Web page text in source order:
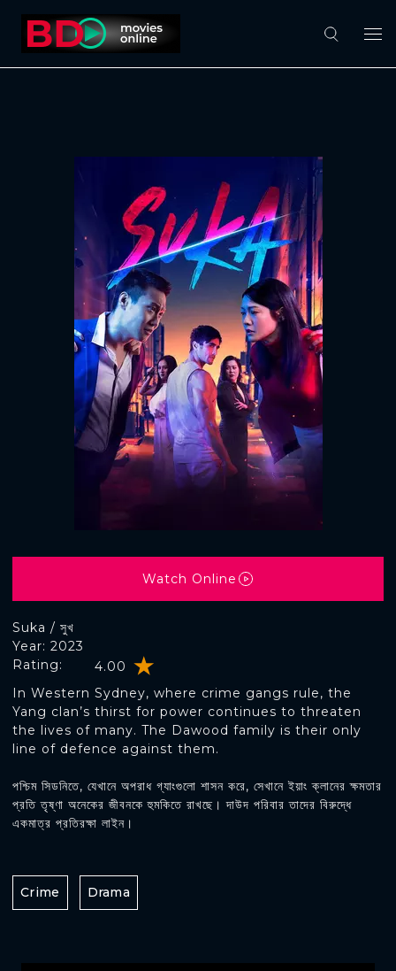
Suka / সুখ
Rating: 4.00
Year: 2023
In Western Sydney, where crime gangs rule, the
Yang clan’s thirst for power continues to threaten
the lives of many. The Dawood family is their only
line of defence against them.
পশ্চিম সিডনিতে, যেখানে অপরাধ গ্যাংগুলো শাসন করে, সেখানে ইয়াং ক্লানের ক্ষমতার
প্রতি তৃষ্ণা অনেকের জীবনকে হুমকিতে রাখছে। দাউদ পরিবার তাদের বিরুদ্ধে
একমাত্র প্রতিরক্ষা লাইন।
Watch Online
Crime Drama